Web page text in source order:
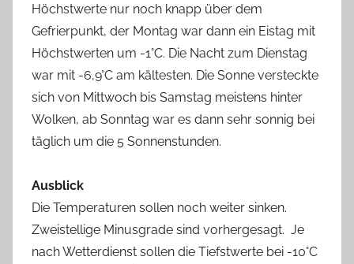
Höchstwerte nur noch knapp über dem
Gefrierpunkt, der Montag war dann ein Eistag mit
Höchstwerten um -1°C. Die Nacht zum Dienstag
war mit -6,9°C am kältesten. Die Sonne versteckte
sich von Mittwoch bis Samstag meistens hinter
Wolken, ab Sonntag war es dann sehr sonnig bei
täglich um die 5 Sonnenstunden.
Ausblick
Die Temperaturen sollen noch weiter sinken.
Zweistellige Minusgrade sind vorhergesagt. Je
nach Wetterdienst sollen die Tiefstwerte bei -10°C